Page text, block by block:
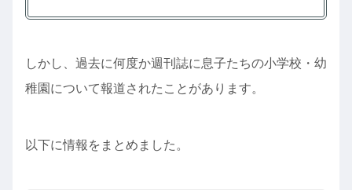
しかし、過去に何度か週刊誌に息子たちの小学校・幼
稚園について報道されたことがあります。
以下に情報をまとめました。